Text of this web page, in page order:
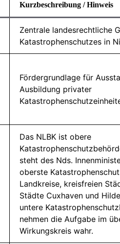
Kurzbeschreibung / Hinweis
Zentrale landesrechtliche
Katastrophenschutzes in
Fördergrundlage für
Ausbildung privater
Das NLBK ist obere
steht des Nds.
oberste
Landkreise, kreisfreien
Städte Cuxhaven und
untere
nehmen die Aufgabe im
Wirkungskreis wahr.